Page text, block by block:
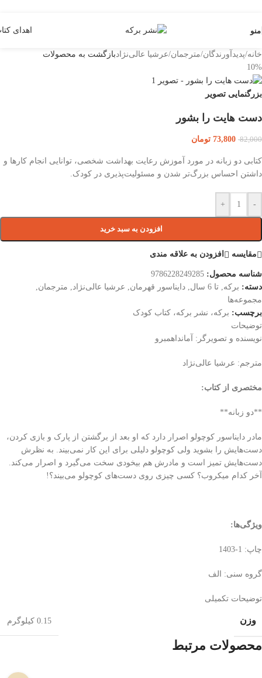
منو اهدای
خانه/پدیدآورندگان/مترجمان/عرشیا عالی‌نژادبازگشت به محصولات
10%
بزرگنمایی تصویر
دست هایت را بشور
82,000
73,800 تومان
کتابی دو زبانه در مورد آموزش رعایت بهداشت شخصی، توانایی انجام کارها و
داشتن احساس بزرگ‌تر شدن و مسئولیت‌پذیری در کودک.
-
+
افزودن به سبد خرید
مقایسه افزودن به علاقه مندی
شناسه محصول: 9786228249285
دسته: برکه تا 6 سال دایناسور قهرمان عرشیا عالی‌نژاد مترجمان
مجموعه‌ها
برچسب: برکه، نشر برکه، کتاب کودک
توضیحات
نویسنده و تصویرگر: آمانداهمبرو
مترجم: عرشیا عالی‌نژاد
مختصری از کتاب:
**دو زبانه**
مادر دایناسور کوچولو اصرار دارد که او بعد از برگشتن از پارک و بازی کردن،
دست‌هایش را بشوید ولی کوچولو دلیلی برای این کار نمی‌بیند. به نظرش
دست‌هایش تمیز است و مادرش هم بیخودی سخت می‌گیرد و اصرار می‌کند.
آخر کدام میکروب؟ کسی چیزی روی دست‌های کوچولو می‌بیند؟!
ویژگی‌ها:
چاپ: 1-1403
گروه سنی: الف
توضیحات تکمیلی
وزن 0.15 کیلوگرم
محصولات مرتبط